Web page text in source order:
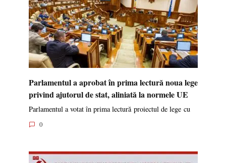
Parlamentul a aprobat în prima lectură noua lege
privind ajutorul de stat, aliniată la normele UE
Parlamentul a votat în prima lectură proiectul de lege cu
0